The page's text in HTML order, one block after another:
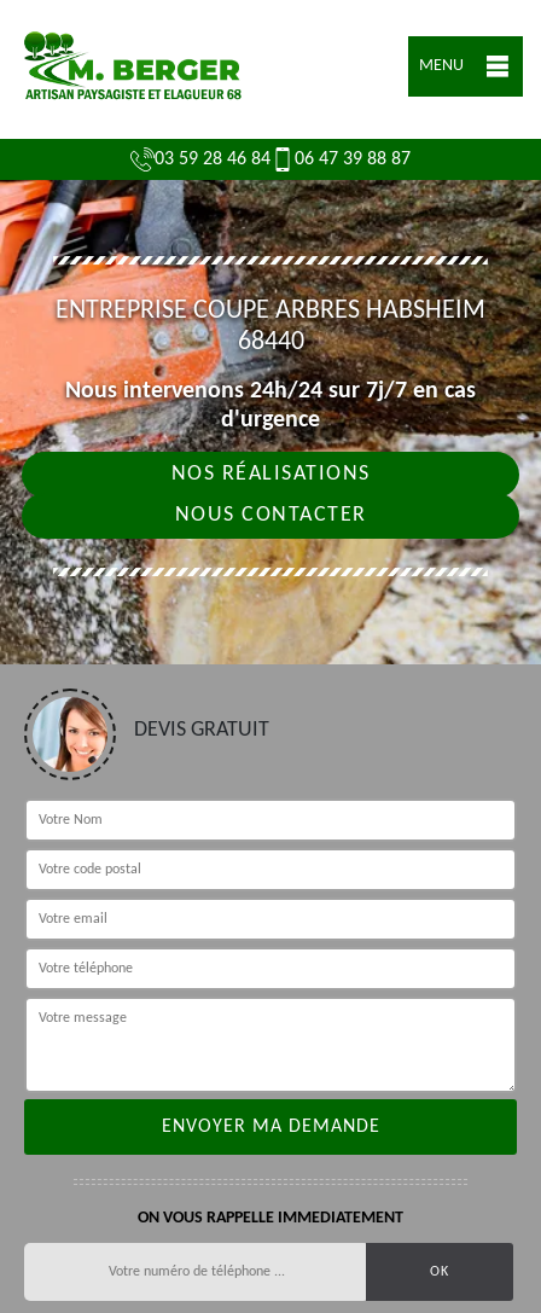
MENU
03 59 28 46 84 06 47 39 88 87
ENTREPRISE COUPE ARBRES HABSHEIM
68440
Nous intervenons 24h/24 sur 7j/7 en cas
d'urgence
NOS RÉALISATIONS
NOUS CONTACTER
DEVIS GRATUIT
ON VOUS RAPPELLE IMMEDIATEMENT